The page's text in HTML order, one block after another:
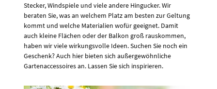
Stecker, Windspiele und viele andere Hingucker. Wir
beraten Sie, was an welchem Platz am besten zur Geltung
kommt und welche Materialien wofür geeignet. Damit
auch kleine Flächen oder der Balkon groß rauskommen,
haben wir viele wirkungsvolle Ideen. Suchen Sie noch ein
Geschenk? Auch hier bieten sich außergewöhnliche
Gartenaccessoires an. Lassen Sie sich inspirieren.